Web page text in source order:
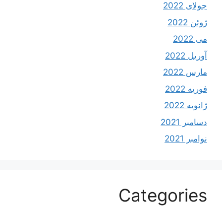
جولای 2022
ژوئن 2022
می 2022
آوریل 2022
مارس 2022
فوریه 2022
ژانویه 2022
دسامبر 2021
نوامبر 2021
Categories